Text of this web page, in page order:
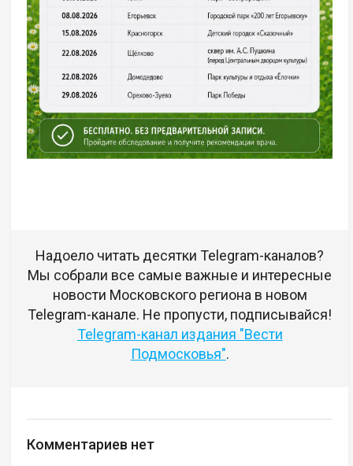
Надоело читать десятки Telegram-каналов?
Мы собрали все самые важные и интересные
новости Московского региона в новом
Telegram-канале. Не пропусти, подписывайся!
Telegram-канал издания "Вести
Подмосковья".
Комментариев нет